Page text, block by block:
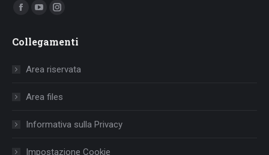
Ci puoi trovare su:
Facebook
opens
window
YouTube
opens
window
Instagram
opens
Collegamenti
Area riservata
Area files
Informativa sulla Privacy
Impostazione Cookie